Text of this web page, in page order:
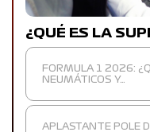
¿QUÉ ES LA
FORMULA 1 2026:
NEUMÁTICOS Y…
APLASTANTE POLE